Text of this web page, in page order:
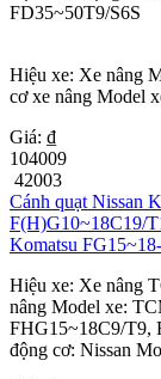
FD35~50T9/S6S
Hiệu xe: Xe nâng
cơ xe nâng Model
Giá: ₫
104009
42003
Cánh quạt Nissan
F(H)G10~18C19/
Komatsu
Hiệu xe: Xe nâng
nâng Model xe:
FHG15~18C9/T9,
động cơ: Nissan